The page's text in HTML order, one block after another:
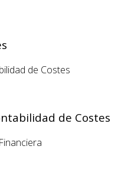
de Costes